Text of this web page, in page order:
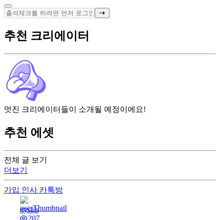
전체 글 보기
더보기
가입 인사 카톡방
gysals
207
추천 크리에이터
멋진 크리에이터들이 소개될 예정이에요!
추천 에셋